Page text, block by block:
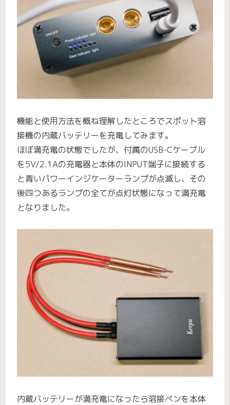
機能と使用方法を概ね理解したところでスポット溶
接機の内蔵バッテリーを充電してみます。
ほぼ満充電の状態でしたが、付属のUSB-Cケーブル
を5V/2.1Aの充電器と本体のINPUT端子に接続する
と青いパワーインジケーターランプが点滅し、その
後四つあるランプの全てが点灯状態になって満充電
となりました。
内蔵バッテリーが満充電になったら溶接ペンを本体